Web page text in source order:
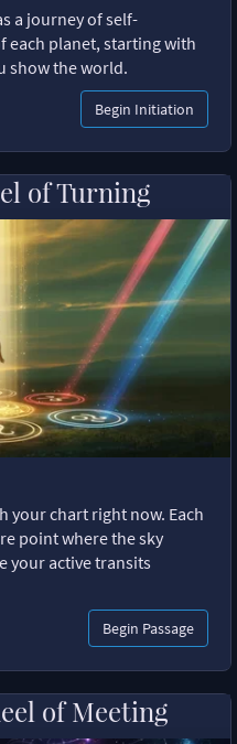
a journey of self-
each planet, starting with
show the world.
Begin Initiation
of Turning
your chart right now. Each
point where the sky
your active transits
Begin Passage
of Meeting